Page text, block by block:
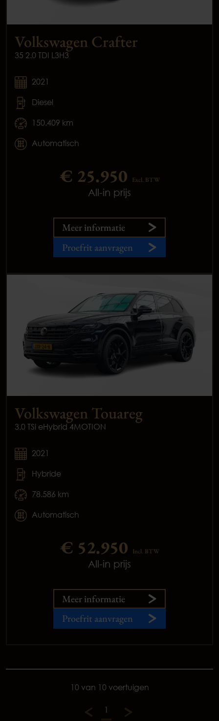
Volkswagen Crafter
35 2.0 TDI L3H3
2021
Diesel
150.409 km
Automatisch
€ 25.950 Excl. BTW
All-in prijs
Meer informatie
Proefrit aanvragen
Volkswagen Touareg
3.0 TSi eHybrid 4MOTION
2021
Hybride
78.586 km
Automatisch
€ 52.950 Incl. BTW
All-in prijs
Meer informatie
Proefrit aanvragen
10 van 10 voertuigen
1